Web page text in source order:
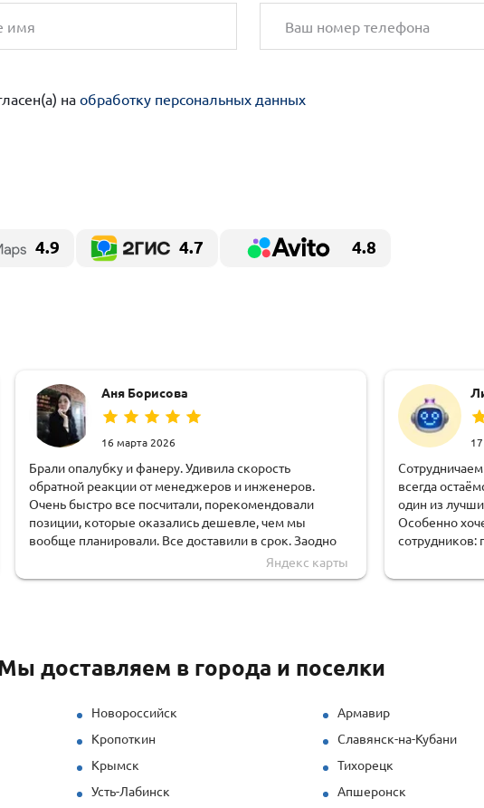
на обработку персональных данных
4.9 4.7 4.8
Аня Борисова
16 марта 2026
Брали опалубку и фанеру. Удивила скорость
обратной реакции от менеджеров и инженеров.
Очень быстро все посчитали, порекомендовали
позиции, которые оказались дешевле, чем мы
вообще планировали. Все доставили в срок. Заодно
тут и взяли оборудование в аренду, что очень удобно.
Яндекс карты
всегда
один из
Особенно
сотрудников:
помогут с
решения и
Рекомендую
доставляем в города и поселки
Новороссийск Армавир
Кропоткин Славянск-на-Кубани
Крымск Тихорецк
Усть-Лабинск Апшеронск